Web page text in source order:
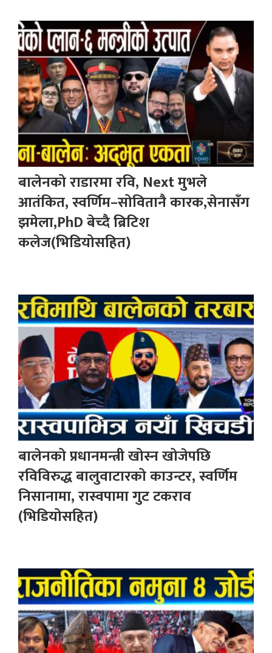
बालेनको राडारमा रवि, Next मुभले
आतंकित, स्वर्णिम–सोवितानै कारक,सेनासँग
झमेला,PhD बेच्दै ब्रिटिश
कलेज(भिडियोसहित)
बालेनको प्रधानमन्त्री खोस्न खोजेपछि
रविविरुद्ध बालुवाटारको काउन्टर, स्वर्णिम
निसानामा, रास्वपामा गुट टकराव
(भिडियोसहित)